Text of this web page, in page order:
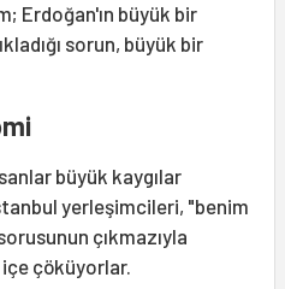
Erdoğan'ın büyük bir
sorun, büyük bir
büyük kaygılar
yerleşimcileri, "benim
çıkmazıyla
çöküyorlar.